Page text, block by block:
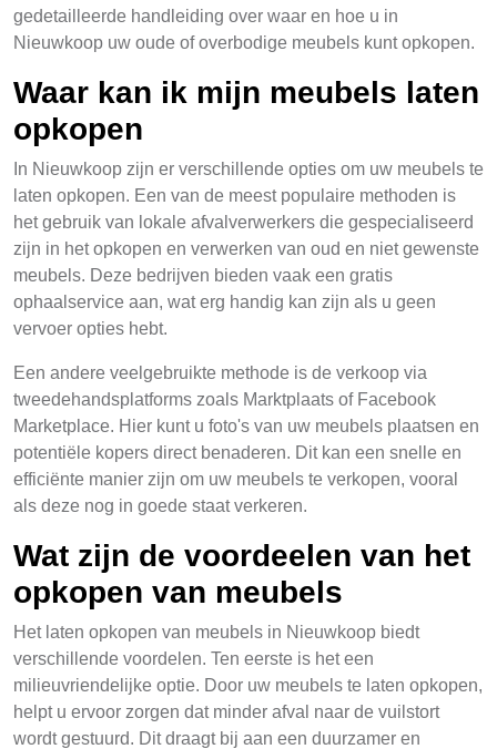
gedetailleerde handleiding over waar en hoe u in
Nieuwkoop uw oude of overbodige meubels kunt opkopen.
Waar kan ik mijn meubels laten
opkopen
In Nieuwkoop zijn er verschillende opties om uw meubels te
laten opkopen. Een van de meest populaire methoden is
het gebruik van lokale afvalverwerkers die gespecialiseerd
zijn in het opkopen en verwerken van oud en niet gewenste
meubels. Deze bedrijven bieden vaak een gratis
ophaalservice aan, wat erg handig kan zijn als u geen
vervoer opties hebt.
Een andere veelgebruikte methode is de verkoop via
tweedehandsplatforms zoals Marktplaats of Facebook
Marketplace. Hier kunt u foto's van uw meubels plaatsen en
potentiële kopers direct benaderen. Dit kan een snelle en
efficiënte manier zijn om uw meubels te verkopen, vooral
als deze nog in goede staat verkeren.
Wat zijn de voordeelen van het
opkopen van meubels
Het laten opkopen van meubels in Nieuwkoop biedt
verschillende voordelen. Ten eerste is het een
milieuvriendelijke optie. Door uw meubels te laten opkopen,
helpt u ervoor zorgen dat minder afval naar de vuilstort
wordt gestuurd. Dit draagt bij aan een duurzamer en